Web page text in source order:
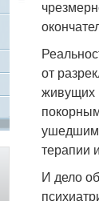
от
живущих
терапии
И дело